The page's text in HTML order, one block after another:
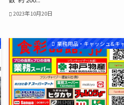
2023年10月20日
業務用品・キャッシュ&キ